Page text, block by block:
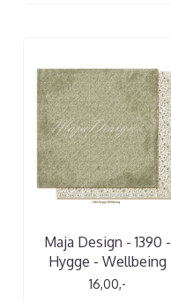
Maja Design - 1390 -
Hygge - Wellbeing
16,00,-